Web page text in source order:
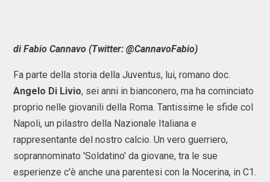
di Fabio Cannavo (Twitter: @CannavoFabio)
Fa parte della storia della Juventus, lui, romano doc.
Angelo Di Livio, sei anni in bianconero, ma ha cominciato
proprio nelle giovanili della Roma. Tantissime le sfide col
Napoli, un pilastro della Nazionale Italiana e
rappresentante del nostro calcio. Un vero guerriero,
soprannominato 'Soldatino' da giovane, tra le sue
esperienze c'è anche una parentesi con la Nocerina, in C1.